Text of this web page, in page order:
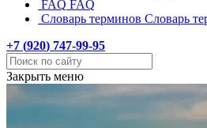
FAQ FAQ
Словарь терминов Словарь
+7 (920) 747-99-95
Закрыть меню